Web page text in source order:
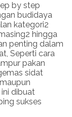
by step
budidaya
kategori2
hingga
penting dalam
Seperti cara
pakan
sidat
dibuat
sukses